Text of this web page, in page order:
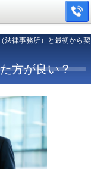
法律事務所）と最初から契
方が良い？